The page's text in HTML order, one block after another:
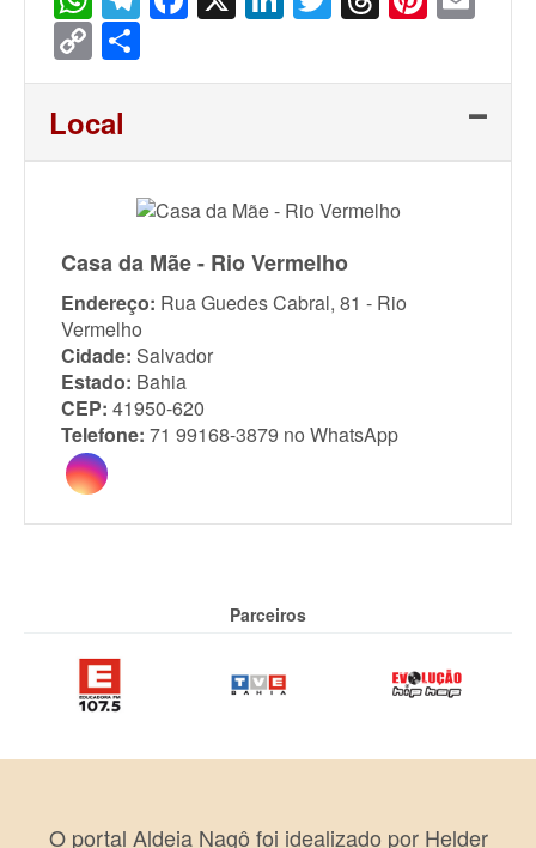
Copy
Link
Local
Casa da Mãe - Rio Vermelho
Endereço: Rua Guedes Cabral, 81 - Rio
Vermelho
Cidade: Salvador
Estado: Bahia
CEP: 41950-620
Telefone: 71 99168-3879 no WhatsApp
Parceiros
O portal Aldeia Nagô foi idealizado por Helder